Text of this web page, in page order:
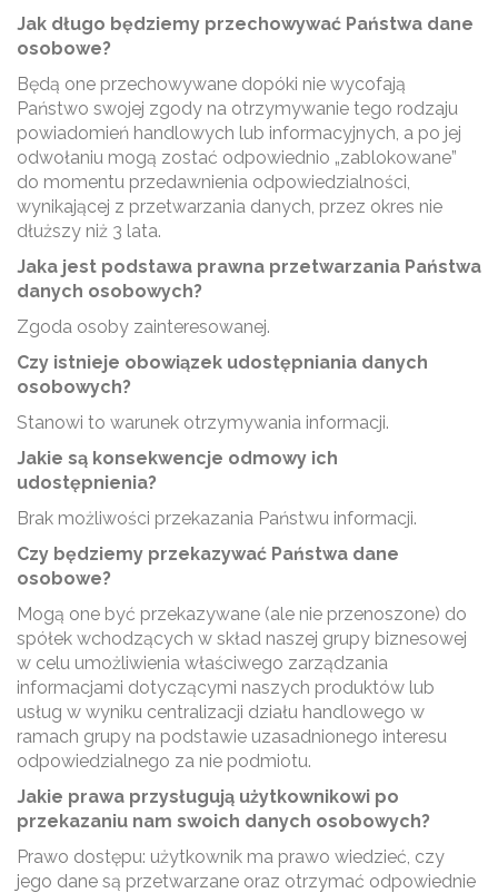
Jak długo będziemy przechowywać Państwa dane
osobowe?
Będą one przechowywane dopóki nie wycofają
Państwo swojej zgody na otrzymywanie tego rodzaju
powiadomień handlowych lub informacyjnych, a po jej
odwołaniu mogą zostać odpowiednio „zablokowane”
do momentu przedawnienia odpowiedzialności,
wynikającej z przetwarzania danych, przez okres nie
dłuższy niż 3 lata.
Jaka jest podstawa prawna przetwarzania Państwa
danych osobowych?
Zgoda osoby zainteresowanej.
Czy istnieje obowiązek udostępniania danych
osobowych?
Stanowi to warunek otrzymywania informacji.
Jakie są konsekwencje odmowy ich
udostępnienia?
Brak możliwości przekazania Państwu informacji.
Czy będziemy przekazywać Państwa dane
osobowe?
Mogą one być przekazywane (ale nie przenoszone) do
spółek wchodzących w skład naszej grupy biznesowej
w celu umożliwienia właściwego zarządzania
informacjami dotyczącymi naszych produktów lub
usług w wyniku centralizacji działu handlowego w
ramach grupy na podstawie uzasadnionego interesu
odpowiedzialnego za nie podmiotu.
Jakie prawa przysługują użytkownikowi po
przekazaniu nam swoich danych osobowych?
Prawo dostępu: użytkownik ma prawo wiedzieć, czy
jego dane są przetwarzane oraz otrzymać odpowiednie